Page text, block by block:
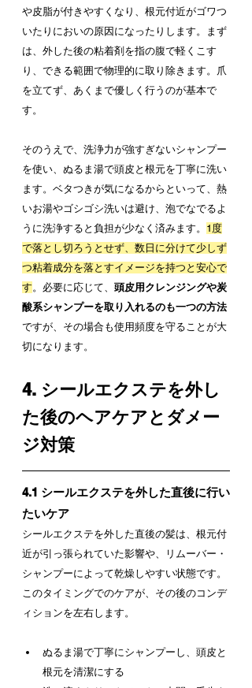
や皮脂が付きやすくなり、根元付近がゴワつ
いたりにおいの原因になったりします。まず
は、外した後の粘着剤を指の腹で軽くこす
り、できる範囲で物理的に取り除きます。爪
を立てず、あくまで優しく行うのが基本で
す。
そのうえで、洗浄力が強すぎないシャンプー
を使い、ぬるま湯で頭皮と根元を丁寧に洗い
ます。ベタつきが気になるからといって、熱
いお湯やゴシゴシ洗いは避け、泡でなでるよ
うに洗浄すると負担が少なく済みます。 1度
で落とし切ろうとせず、数日に分けて少しず
つ粘着成分を落とすイメージを持つと安心で
す。必要に応じて、 頭皮用クレンジングや炭
酸系シャンプーを取り入れるのも一つの方法
ですが、その場合も使用頻度を守ることが大
切になります。
4. シールエクステを外し
た後のヘアケアとダメー
ジ対策
4.1 シールエクステを外した直後に行い
たいケア
シールエクステを外した直後の髪は、根元付
近が引っ張られていた影響や、リムーバー・
シャンプーによって乾燥しやすい状態です。
このタイミングでのケアが、その後のコンデ
ィションを左右します。
ぬるま湯で丁寧にシャンプーし、頭皮と
根元を清潔にする